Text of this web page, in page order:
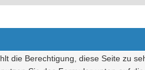
die Berechtigung, diese Seite zu